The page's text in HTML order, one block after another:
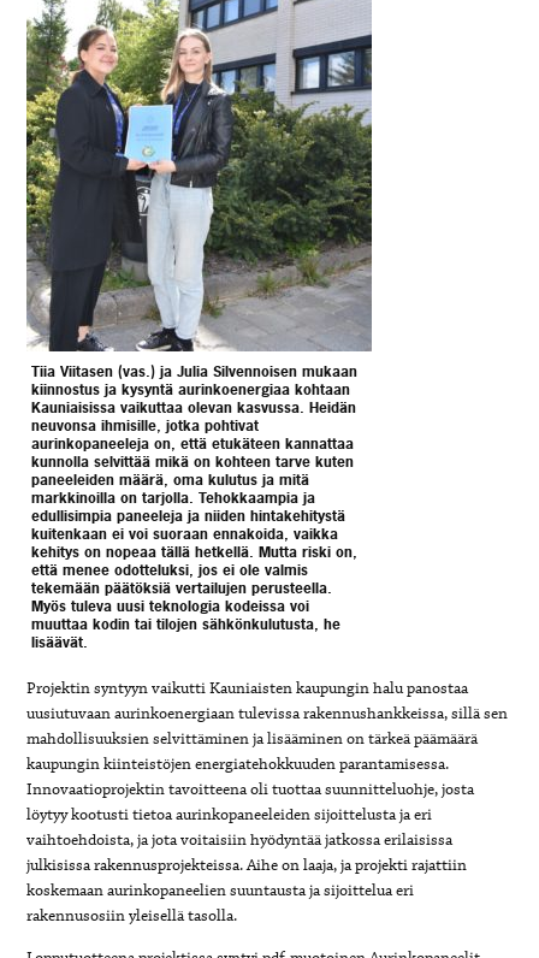
Tiia Viitasen (vas.) ja Julia Silvennoisen mukaan
kiinnostus ja kysyntä aurinkoenergiaa kohtaan
Kauniaisissa vaikuttaa olevan kasvussa. Heidän
neuvonsa ihmisille, jotka pohtivat
aurinkopaneeleja on, että etukäteen kannattaa
kunnolla selvittää mikä on kohteen tarve kuten
paneeleiden määrä, oma kulutus ja mitä
markkinoilla on tarjolla. Tehokkaampia ja
edullisimpia paneeleja ja niiden hintakehitystä
kuitenkaan ei voi suoraan ennakoida, vaikka
kehitys on nopeaa tällä hetkellä. Mutta riski on,
että menee odotteluksi, jos ei ole valmis
tekemään päätöksiä vertailujen perusteella.
Myös tuleva uusi teknologia kodeissa voi
muuttaa kodin tai tilojen sähkönkulutusta, he
lisäävät.
Projektin syntyyn vaikutti Kauniaisten kaupungin halu panostaa
uusiutuvaan aurinkoenergiaan tulevissa rakennushankkeissa, sillä sen
mahdollisuuksien selvittäminen ja lisääminen on tärkeä päämäärä
kaupungin kiinteistöjen energiatehokkuuden parantamisessa.
Innovaatioprojektin tavoitteena oli tuottaa suunnitteluohje, josta
löytyy kootusti tietoa aurinkopaneeleiden sijoittelusta ja eri
vaihtoehdoista, ja jota voitaisiin hyödyntää jatkossa erilaisissa
julkisissa rakennusprojekteissa. Aihe on laaja, ja projekti rajattiin
koskemaan aurinkopaneelien suuntausta ja sijoittelua eri
rakennusosiin yleisellä tasolla.